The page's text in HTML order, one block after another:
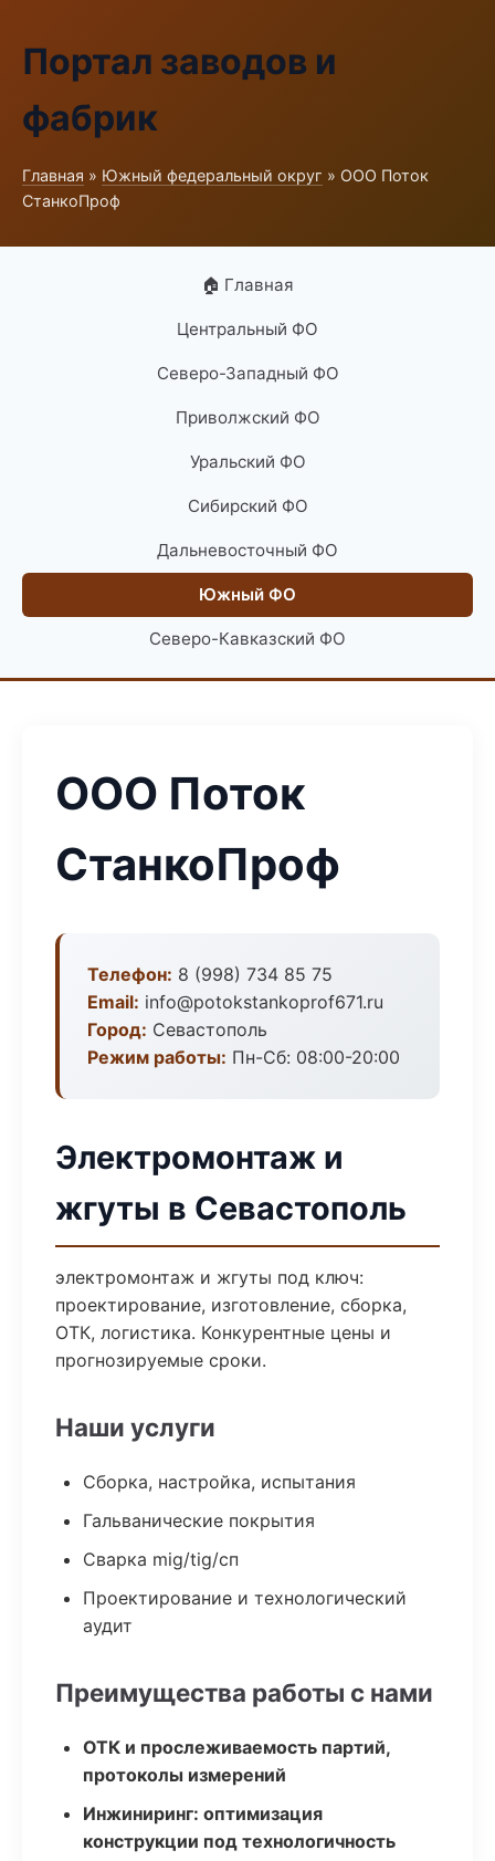
Портал заводов и
фабрик
Главная » Южный федеральный округ » ООО Поток
СтанкоПроф
🏠 Главная
Центральный ФО
Северо-Западный ФО
Приволжский ФО
Уральский ФО
Сибирский ФО
Дальневосточный ФО
Южный ФО
Северо-Кавказский ФО
ООО Поток
СтанкоПроф
Телефон: 8 (998) 734 85 75
Email: info@potokstankoprof671.ru
Город: Севастополь
Режим работы: Пн-Сб: 08:00-20:00
Электромонтаж и
жгуты в Севастополь
электромонтаж и жгуты под ключ:
проектирование, изготовление, сборка,
ОТК, логистика. Конкурентные цены и
прогнозируемые сроки.
Наши услуги
Сборка, настройка, испытания
Гальванические покрытия
Сварка mig/tig/сп
Проектирование и технологический
аудит
Преимущества работы с нами
ОТК и прослеживаемость партий,
протоколы измерений
Инжиниринг: оптимизация
конструкции под технологичность